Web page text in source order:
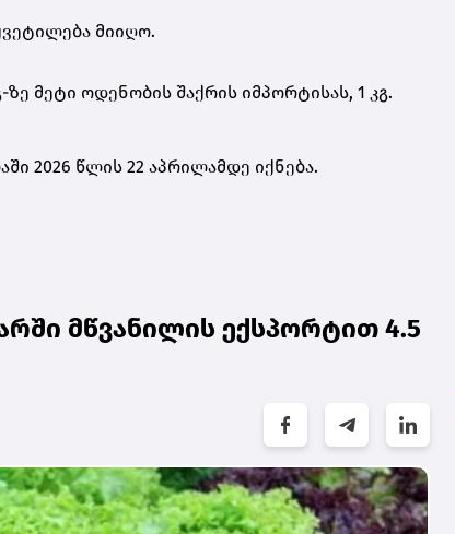
მიიღო.
ზე მეტი ოდენობის შაქრის იმპორტისას, 1 კგ.
2026 წლის 22 აპრილამდე იქნება.
მწვანილის ექსპორტით 4.5